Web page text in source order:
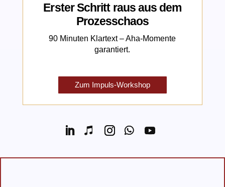
Erster Schritt raus aus dem
Prozesschaos
90 Minuten Klartext – Aha-Momente
garantiert.
Zum Impuls-Workshop